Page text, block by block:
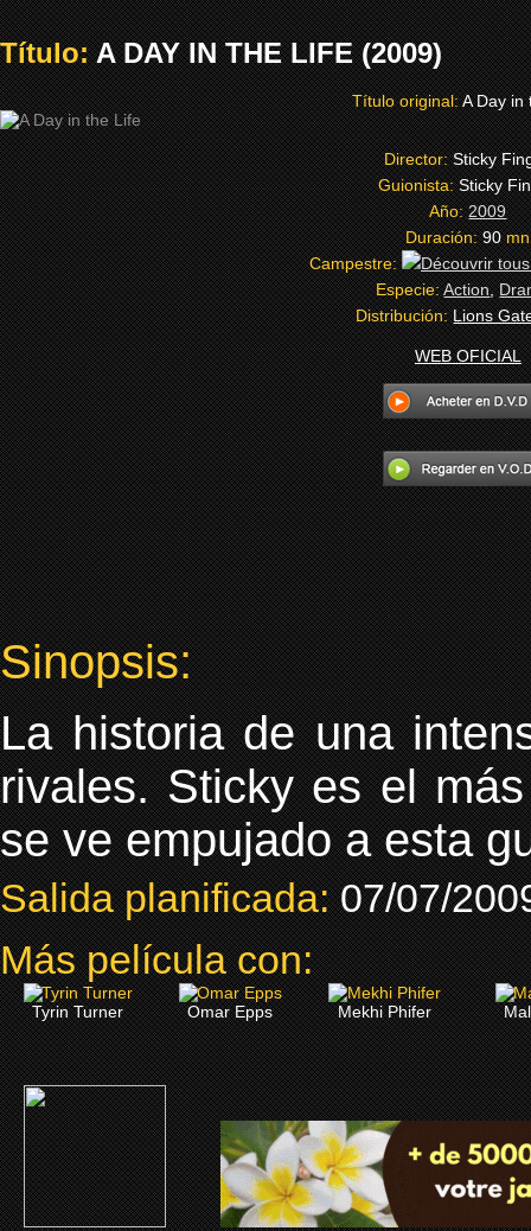
Título:A DAY IN THE LIFE (2009)
Título original:A Day in
Director:Sticky
Guionista:Sticky
Año:2009
Duración:90mn
Campestre:
Especie:Action,
Distribución:Lions
WEB OFICIAL
Sinopsis:
La historia de una
rivales. Sticky es el
se ve empujado a esta
Salida planificada:07/07/
Más película con:
Tyrin Turner Omar Epps Mekhi Phifer